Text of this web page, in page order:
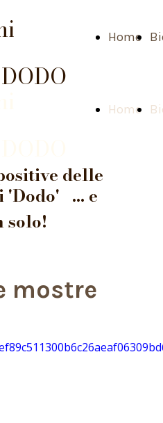
Home
Home
delle
'Dodo' ... e
solo!
mostre